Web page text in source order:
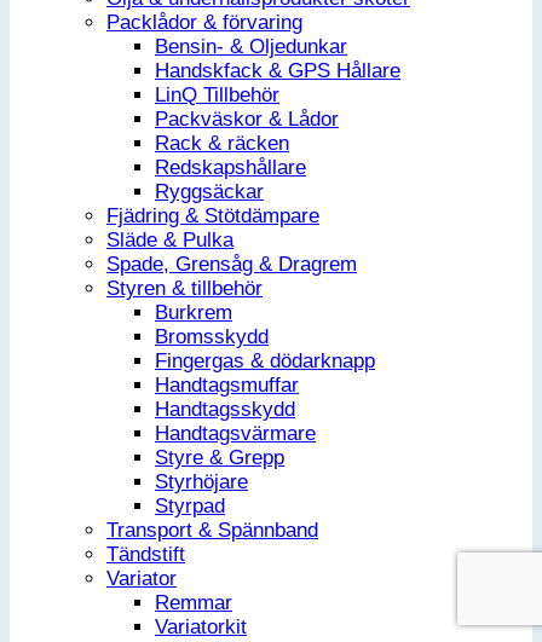
Packlådor & förvaring
Bensin- & Oljedunkar
Handskfack & GPS Hållare
LinQ Tillbehör
Packväskor & Lådor
Rack & räcken
Redskapshållare
Ryggsäckar
Fjädring & Stötdämpare
Släde & Pulka
Spade, Grensåg & Dragrem
Styren & tillbehör
Burkrem
Bromsskydd
Fingergas & dödarknapp
Handtagsmuffar
Handtagsskydd
Handtagsvärmare
Styre & Grepp
Styrhöjare
Styrpad
Transport & Spännband
Tändstift
Variator
Remmar
Variatorkit